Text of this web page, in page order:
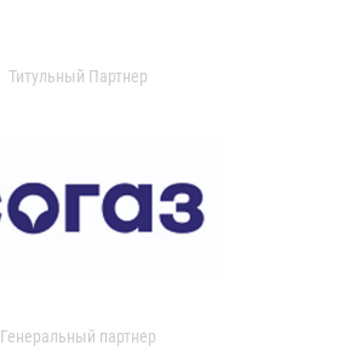
Титульный Партнер
Генеральный партнер